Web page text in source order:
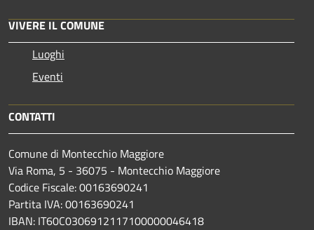
VIVERE IL COMUNE
Luoghi
Eventi
CONTATTI
Comune di Montecchio Maggiore
Via Roma, 5 - 36075 - Montecchio Maggiore
Codice Fiscale: 00163690241
Partita IVA: 00163690241
IBAN: IT60C0306912117100000046418